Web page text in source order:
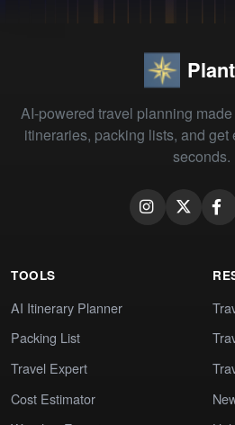
AI-powered travel planning
itineraries, packing lists, and
seconds.
TOOLS
AI Itinerary Planner
Packing List
Travel Expert
Cost Estimator